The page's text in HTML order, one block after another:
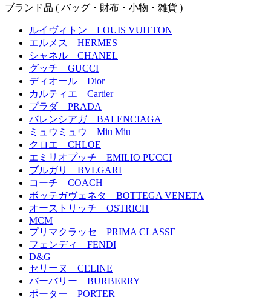
ブランド品 ( バッグ・財布・小物・雑貨 )
ルイヴィトン LOUIS VUITTON
エルメス HERMES
シャネル CHANEL
グッチ GUCCI
ディオール Dior
カルティエ Cartier
プラダ PRADA
バレンシアガ BALENCIAGA
ミュウミュウ Miu Miu
クロエ CHLOE
エミリオプッチ EMILIO PUCCI
ブルガリ BVLGARI
コーチ COACH
ボッテガヴェネタ BOTTEGA VENETA
オーストリッチ OSTRICH
MCM
プリマクラッセ PRIMA CLASSE
フェンディ FENDI
D&G
セリーヌ CELINE
バーバリー BURBERRY
ポーター PORTER